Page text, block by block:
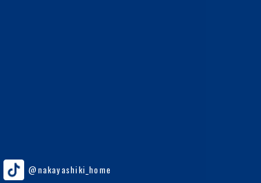
@nakayashiki_home